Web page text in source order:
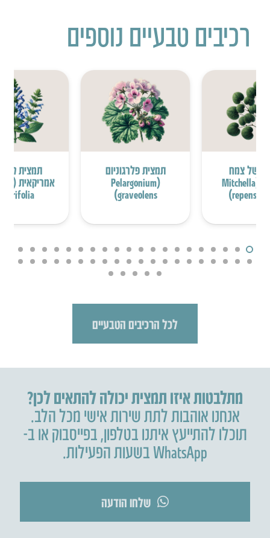
רכיבים טבעיים נוספים
של צמח
המיצ’לה (Mitchella
repens
תמצית פלרגוניום
(Pelargonium
graveolens)
תמצית
לכל הרכיבים הטבעיים
מתלבטות איזו תמצית יכולה להתאים לכן?
אנחנו אוהבות לתת שירות אישי מכל הלב.
תוכלו להתייעץ איתנו בטלפון,בפייסבוק או ב-
WhatsApp בשעות הפעילות.
שלחו הודעה